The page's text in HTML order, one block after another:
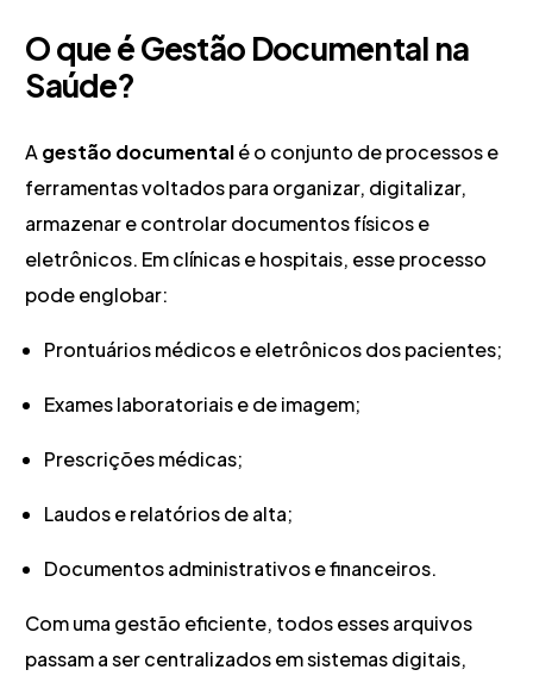
O que é Gestão Documental na
Saúde?
Agestão documentalé o conjunto de processos e
ferramentas voltados para organizar, digitalizar,
armazenar e controlar documentos físicos e
eletrônicos. Em clínicas e hospitais, esse processo
pode englobar:
Prontuários médicos e eletrônicos dos pacientes;
Exames laboratoriais e de imagem;
Prescrições médicas;
Laudos e relatórios de alta;
Documentos administrativos e financeiros.
Com uma gestão eficiente, todos esses arquivos
passam a ser centralizados em sistemas digitais,